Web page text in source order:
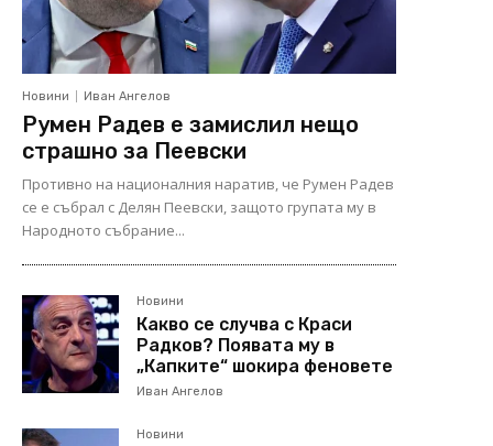
Новини Иван Ангелов
Румен Радев е замислил нещо
страшно за Пеевски
Противно на националния наратив, че Румен Радев
се е събрал с Делян Пеевски, защото групата му в
Народното събрание...
Новини
Какво се случва с Краси
Радков? Появата му в
„Капките“ шокира феновете
Иван Ангелов
Новини